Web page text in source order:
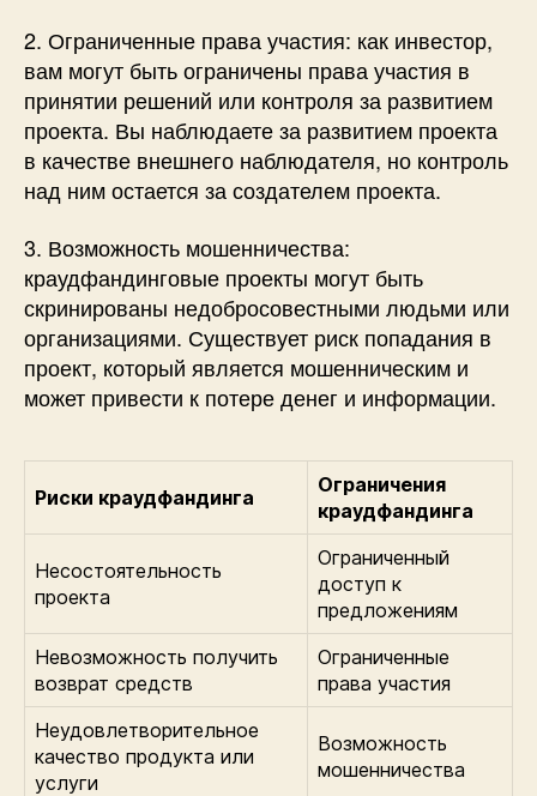
2. Ограниченные права участия: как инвестор,
вам могут быть ограничены права участия в
принятии решений или контроля за развитием
проекта. Вы наблюдаете за развитием проекта
в качестве внешнего наблюдателя, но контроль
над ним остается за создателем проекта.
3. Возможность мошенничества:
краудфандинговые проекты могут быть
скринированы недобросовестными людьми или
организациями. Существует риск попадания в
проект, который является мошенническим и
может привести к потере денег и информации.
Риски краудфандинга
Ограничения
краудфандинга
Несостоятельность
проекта
Ограниченный
доступ к
предложениям
Невозможность получить
возврат средств
Ограниченные
права участия
Неудовлетворительное
качество продукта или
услуги
Возможность
мошенничества